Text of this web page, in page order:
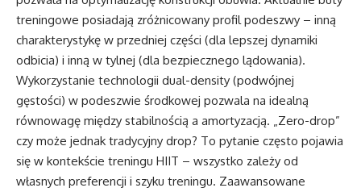
treningowe posiadają zróżnicowany profil podeszwy – inną
charakterystykę w przedniej części (dla lepszej dynamiki
odbicia) i inną w tylnej (dla bezpiecznego lądowania).
Wykorzystanie technologii dual-density (podwójnej
gęstości) w podeszwie środkowej pozwala na idealną
równowagę między stabilnością a amortyzacją. „Zero-drop”
czy może jednak tradycyjny drop? To pytanie często pojawia
się w kontekście treningu HIIT – wszystko zależy od
własnych preferencji i szyku treningu. Zaawansowane